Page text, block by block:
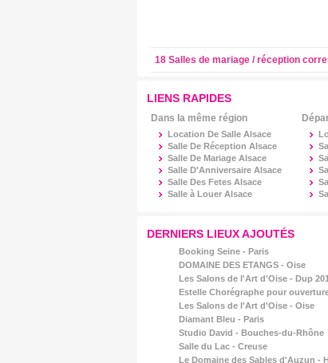
18 Salles de mariage / réception
LIENS RAPIDES
Dans la même région
Location De Salle Alsace
Salle De Réception Alsace
Salle De Mariage Alsace
Salle D'Anniversaire Alsace
Salle Des Fetes Alsace
Salle à Louer Alsace
DERNIERS LIEUX AJOUTÉS
Booking Seine - Paris
DOMAINE DES ETANGS - Oise
Les Salons de l'Art d'Oise - Dup
Estelle Chorégraphe pour
Les Salons de l'Art d'Oise - Oise
Diamant Bleu - Paris
Studio David - Bouches-du-Rhône
Salle du Lac - Creuse
Le Domaine des Sables d'Auzun -